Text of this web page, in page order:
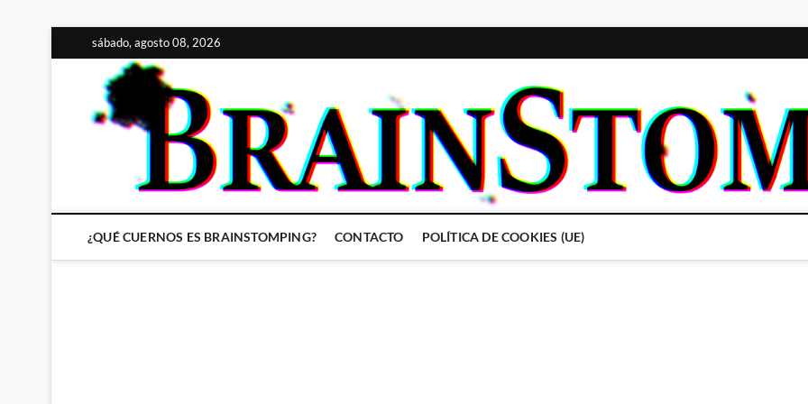
al
contenido
sábado, agosto 08, 2026
¿QUÉ CUERNOS ES BRAINSTOMPING? CONTACTO POLÍTICA DE COOKIES (UE)